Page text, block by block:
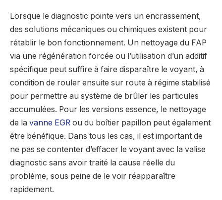
Lorsque le diagnostic pointe vers un encrassement,
des solutions mécaniques ou chimiques existent pour
rétablir le bon fonctionnement. Un nettoyage du FAP
via une régénération forcée ou l’utilisation d’un additif
spécifique peut suffire à faire disparaître le voyant, à
condition de rouler ensuite sur route à régime stabilisé
pour permettre au système de brûler les particules
accumulées. Pour les versions essence, le nettoyage
de la vanne EGR ou du boîtier papillon peut également
être bénéfique. Dans tous les cas, il est important de
ne pas se contenter d’effacer le voyant avec la valise
diagnostic sans avoir traité la cause réelle du
problème, sous peine de le voir réapparaître
rapidement.